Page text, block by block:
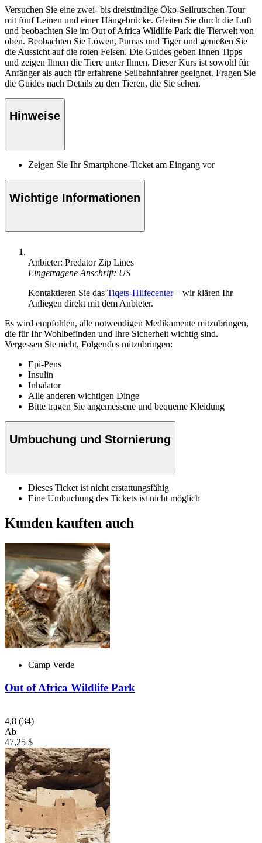
Versuchen Sie eine zwei- bis dreistündige Öko-Seilrutschen-Tour
mit fünf Leinen und einer Hängebrücke. Gleiten Sie durch die Luft
und beobachten Sie im Out of Africa Wildlife Park die Tierwelt von
oben. Beobachten Sie Löwen, Pumas und Tiger und genießen Sie
die Aussicht auf die roten Felsen. Die Guides geben Ihnen Tipps
und zeigen Ihnen die Tiere unter Ihnen. Dieser Kurs ist sowohl für
Anfänger als auch für erfahrene Seilbahnfahrer geeignet. Fragen Sie
die Guides nach Details zu den Tieren, die Sie sehen.
Hinweise
Zeigen Sie Ihr Smartphone-Ticket am Eingang vor
Wichtige Informationen
Anbieter: Predator Zip Lines
Eingetragene Anschrift: US
Kontaktieren Sie das Tiqets-Hilfecenter– wir klären Ihr
Anliegen direkt mit dem Anbieter.
Es wird empfohlen, alle notwendigen Medikamente mitzubringen,
die für Ihr Wohlbefinden und Ihre Sicherheit wichtig sind.
Vergessen Sie nicht, Folgendes mitzubringen:
Epi-Pens
Insulin
Inhalator
Alle anderen wichtigen Dinge
Bitte tragen Sie angemessene und bequeme Kleidung
Umbuchung und Stornierung
Dieses Ticket ist nicht erstattungsfähig
Eine Umbuchung des Tickets ist nicht möglich
Kunden kauften auch
Camp Verde
Out of Africa Wildlife Park
4,8 (34)
Ab
47,25 $